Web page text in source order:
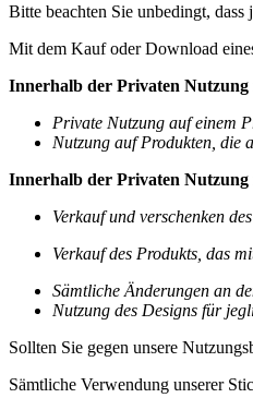
Bitte beachten Sie unbedingt,
Mit dem Kauf oder Download
Innerhalb der Privaten Nutzung
Private Nutzung auf einem
Nutzung auf Produkten, die
Innerhalb der Privaten
Verkauf und verschenken
Verkauf des Produkts, das
Sämtliche Änderungen an
Nutzung des Designs für
Sollten Sie gegen unsere
Sämtliche Verwendung unserer